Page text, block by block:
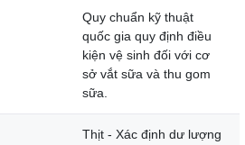
Quy chuẩn kỹ thuật
quốc gia quy định điều
kiện vệ sinh đối với cơ
sở vắt sữa và thu gom
sữa.
Thịt - Xác định dư lượng